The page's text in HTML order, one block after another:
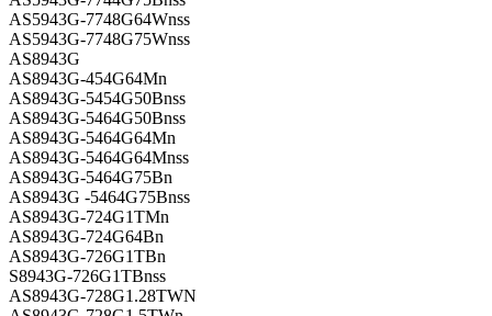
AS5943G-7748G64Wnss
AS5943G-7748G75Wnss
AS8943G
AS8943G-454G64Mn
AS8943G-5454G50Bnss
AS8943G-5464G50Bnss
AS8943G-5464G64Mn
AS8943G-5464G64Mnss
AS8943G-5464G75Bn
AS8943G -5464G75Bnss
AS8943G-724G1TMn
AS8943G-724G64Bn
AS8943G-726G1TBn
S8943G-726G1TBnss
AS8943G-728G1.28TWN